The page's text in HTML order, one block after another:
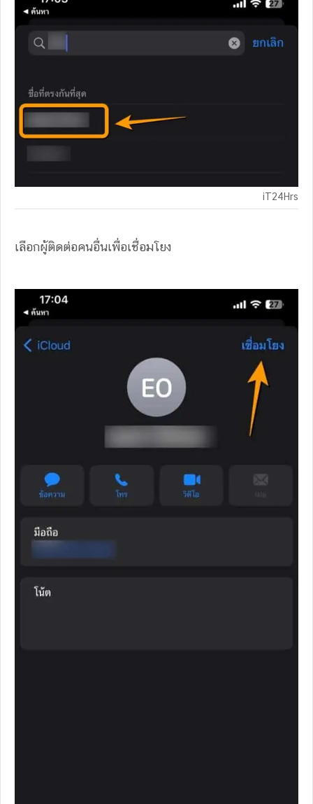
iT24Hrs
เลือกผู้ติดต่อคนอื่นเพื่อเชื่อมโยง